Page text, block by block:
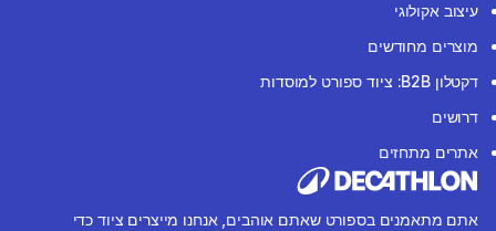
עיצוב אקולוגי
מוצרים מחודשים
דקטלון B2B: ציוד ספורט למוסדות
דרושים
אתרים מתחזים
אתם מתאמנים בספורט שאתם אוהבים, אנחנו מייצרים ציוד כדי